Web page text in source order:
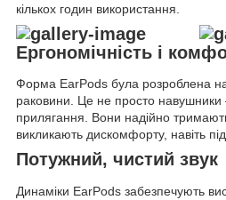
кількох годин використання.
Ергономічність і
Форма EarPods була розроблена на
раковини. Це не просто навушники
прилягання. Вони надійно
викликають дискомфорту, навіть
Потужний, чистий звук
Динаміки EarPods забезпечують